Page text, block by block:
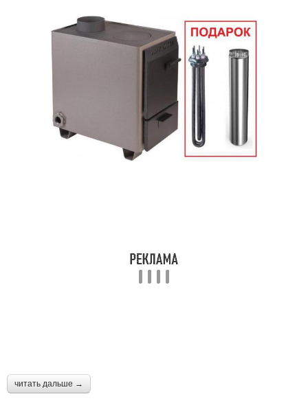
читать дальше →